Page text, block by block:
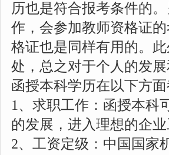
历也是符合报考条件的
作，会参加教师资格证
格证也是同样有用的。
处，总之对于个人的发
函授本科学历在以下方面
1、求职工作：函授本科
的发展，进入理想的企业
2、工资定级：中国国家